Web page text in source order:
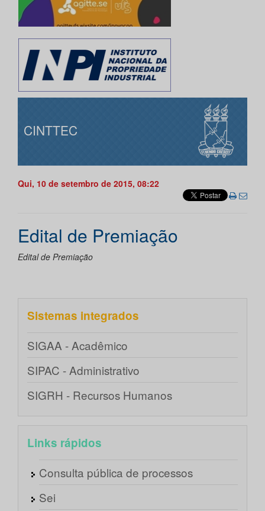
CINTTEC
Qui, 10 de setembro de 2015, 08:22
Edital de Premiação
Edital de Premiação
Sistemas integrados
SIGAA - Acadêmico
SIPAC - Administrativo
SIGRH - Recursos Humanos
Links rápidos
Consulta pública de processos
Sei